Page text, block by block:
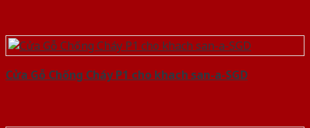
Cửa Gỗ Chống Cháy P1 cho khach san-a-SGD